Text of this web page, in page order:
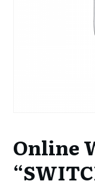
Online